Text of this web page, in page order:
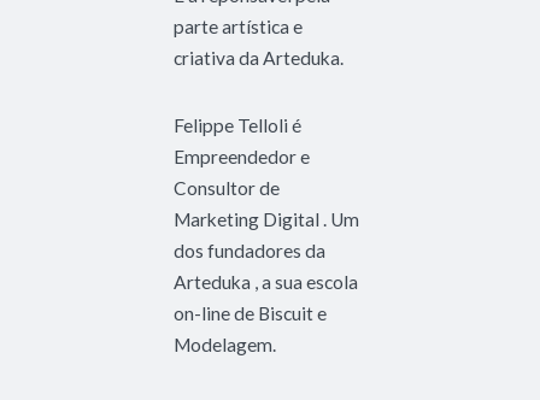
parte artística e
criativa da Arteduka.
Felippe Telloli é
Empreendedor e
Consultor de
Marketing Digital . Um
dos fundadores da
Arteduka , a sua escola
on-line de Biscuit e
Modelagem.